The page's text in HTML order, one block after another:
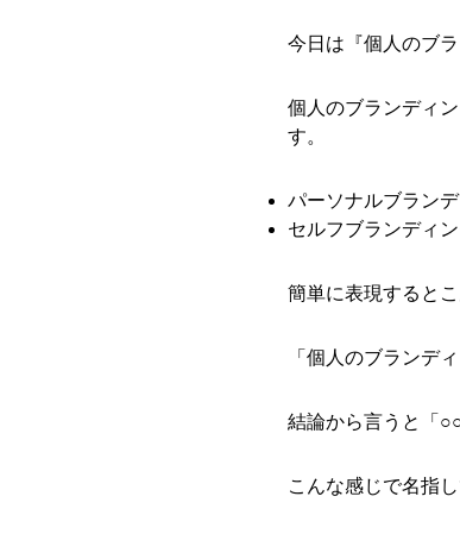
今日は『個人のブ
個人のブランディ
す。
パーソナルブラン
セルフブランディ
簡単に表現すると
「個人のブランデ
結論から言うと「
こんな感じで名指